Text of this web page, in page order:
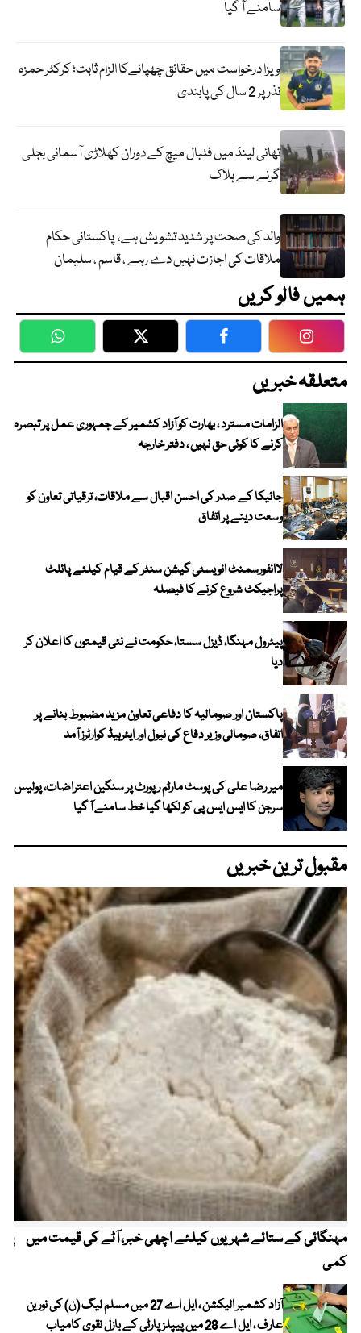
سامنے آ گیا
ویزا درخواست میں حقائق چھپانےکا الزام ثابت؛ کرکٹر حمزہ
نذر پر 2 سال کی پابندی
تھائی لینڈ میں فٹبال میچ کے دوران کھلاڑی آسمانی بجلی
گرنے سے ہلاک
والد کی صحت پر شدید تشویش ہے، پاکستانی حکام
ملاقات کی اجازت نہیں دے رہے ، قاسم ، سلیمان
ہمیں فالو کریں
WhatsApp Twitter Facebook
متعلقہ خبریں
الزامات مسترد ، بھارت کو آزاد کشمیر کے جمہوری عمل پر تبصرہ
کرنے کا کوئی حق نہیں ، دفتر خارجہ
جائیکا کے صدر کی احسن اقبال سے ملاقات، ترقیاتی تعاون کو
وسعت دینے پر اتفاق
لاانفورسمنٹ انویسٹی گیشن سنٹر کے قیام کیلئے پائلٹ
پراجیکٹ شروع کرنے کا فیصلہ
پیٹرول مہنگا، ڈیزل سستا، حکومت نے نئی قیمتوں کا اعلان کر
دیا
پاکستان اور صومالیہ کا دفاعی تعاون مزید مضبوط بنانے پر
اتفاق، صومالی وزیر دفاع کی نیول اور ایئرہیڈ کوارٹرز آمد
میر رضا علی کی پوسٹ مارٹم رپورٹ پر سنگین اعتراضات، پولیس
سرجن کا ایس ایس پی کو لکھا گیا خط سامنے آ گیا
مقبول ترین خبریں
مہنگائی کے ستائے شہریوں کیلئے اچھی خبر، آٹے کی قیمت میں
کمی
آزاد کشمیر الیکشن ، ایل اے 27 میں مسلم لیگ (ن) کی نورین
عارف ، ایل اے 28 میں پیپلز پارٹی کے بازل نقوی کامیاب